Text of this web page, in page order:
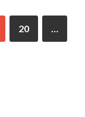
20